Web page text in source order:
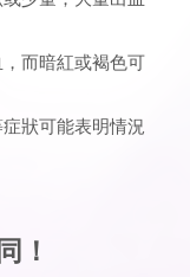
而暗紅或褐色可
狀可能表明情況
！